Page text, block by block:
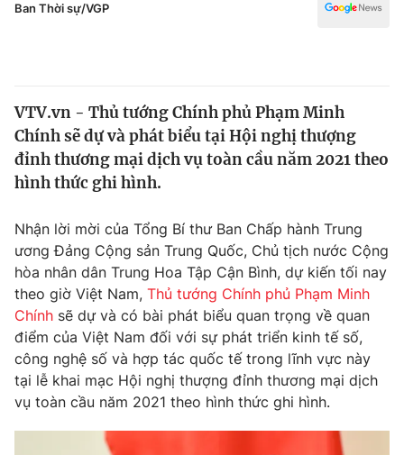
Thế giới
Tin tức
Câu chuyện quốc tế
Tài chính
Thị trường
Góc doanh nghiệp
Dữ liệu và đời sống
Truyền hình
Phim VTV
Hậu trường
Nhân vật
Giải trí
Điện ảnh
Âm nhạc
Đời sống
Đời sống
Ban Thời sự/VGP
VTV.vn - Thủ tướng Chính phủ Phạm Minh
Chính sẽ dự và phát biểu tại Hội nghị thượng
đỉnh thương mại dịch vụ toàn cầu năm 2021 theo
hình thức ghi hình.
Nhận lời mời của Tổng Bí thư Ban Chấp hành Trung
ương Đảng Cộng sản Trung Quốc, Chủ tịch nước Cộng
hòa nhân dân Trung Hoa Tập Cận Bình, dự kiến tối nay
theo giờ Việt Nam, Thủ tướng Chính phủ Phạm Minh
Chính sẽ dự và có bài phát biểu quan trọng về quan
điểm của Việt Nam đối với sự phát triển kinh tế số,
công nghệ số và hợp tác quốc tế trong lĩnh vực này
tại lễ khai mạc Hội nghị thượng đỉnh thương mại dịch
vụ toàn cầu năm 2021 theo hình thức ghi hình.